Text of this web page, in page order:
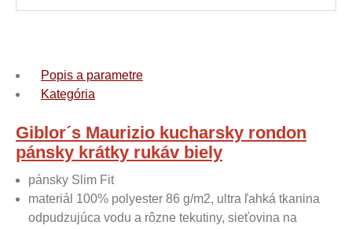
Popis a parametre
Kategória
Giblor´s Maurizio kucharsky rondon
pánsky krátky rukáv biely
pánsky Slim Fit
materiál 100% polyester 86 g/m2, ultra ľahká tkanina
odpudzujúca vodu a rôzne tekutiny, sieťovina na